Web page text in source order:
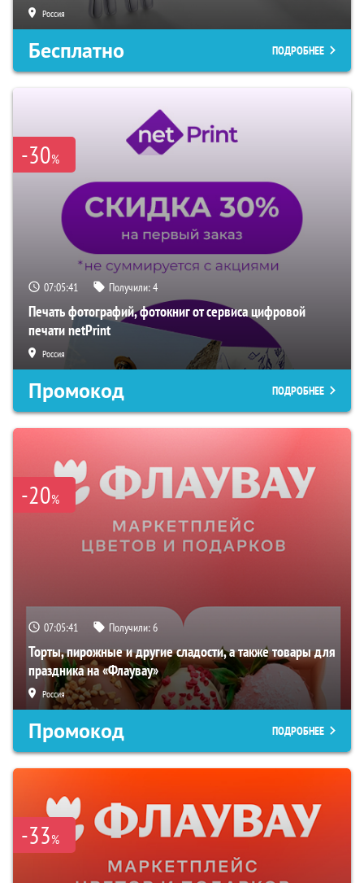
Россия
Бесплатно ПОДРОБНЕЕ
-30%
07:05:40 Получили:4
Печать фотографий, фотокниг от сервиса цифровой
печати netPrint
Россия
Промокод ПОДРОБНЕЕ
-20%
07:05:40 Получили:6
Торты, пирожные и другие сладости, а также товары для
праздника на «Флаувау»
Россия
Промокод ПОДРОБНЕЕ
-33%